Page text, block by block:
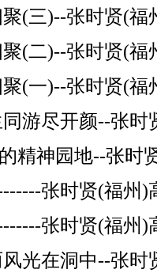
(三)--张时贤(福
(二)--张时贤(福
(一)--张时贤(福
游尽开颜--张
精神园地--张时
张时贤(福州)
张时贤(福州)
光在洞中--张